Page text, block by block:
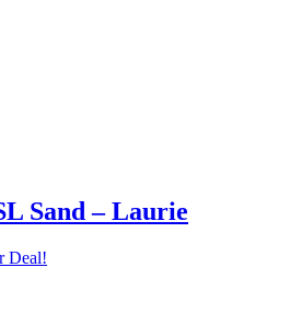
Sand – Laurie
Det
Deal!